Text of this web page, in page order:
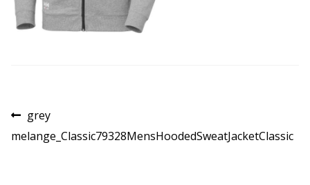
Navigeerimine
Eelmine
postitus:
grey
melange_Classic79328MensHoodedSweatJacketClassic